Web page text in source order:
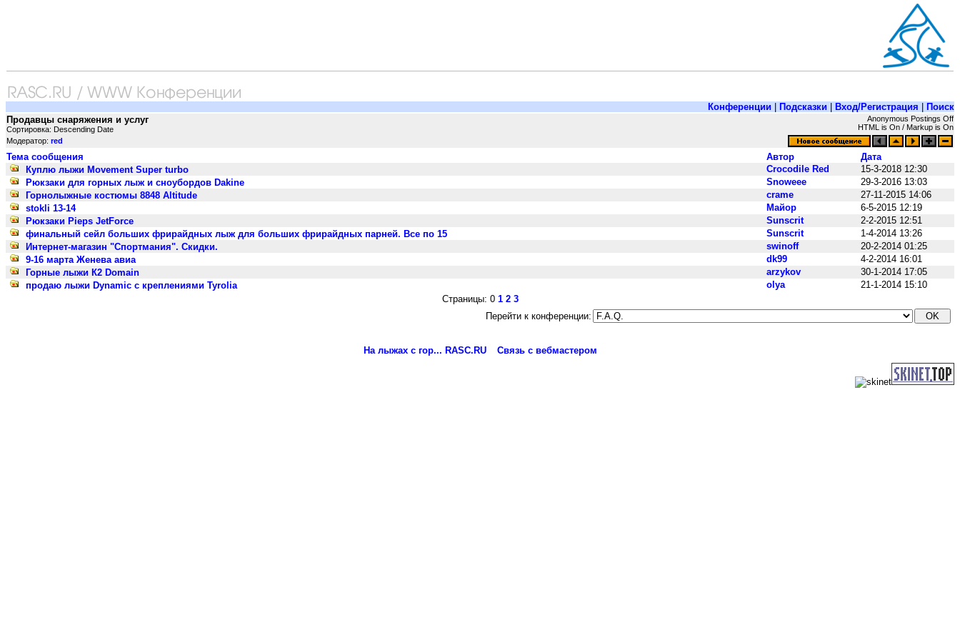
Конференции Подсказки Вход/Регистрация
Поиск
Продавцы снаряжения и услуг
Сортировка: Descending Date
Anonymous Postings Off
HTML is On / Markup is On
Модератор: red
Тема сообщения Автор
Дата
Куплю лыжи Movement Super turbo
Crocodile Red
15-3-2018 12:30
Рюкзаки для горных лыж и сноубордов Dakine
Snoweee
29-3-2016 13:03
Горнолыжные костюмы 8848 Altitude
crame
27-11-2015 14:06
stokli 13-14
Maйop
6-5-2015 12:19
Рюкзаки Pieps JetForce
Sunscrit
2-2-2015 12:51
финальный сейл больших фрирайдных лыж для больших фрирайдных парней. Все по 15
Sunscrit
1-4-2014 13:26
Интернет-магазин "Спортмания". Скидки.
swinoff
20-2-2014 01:25
9-16 марта Женева авиа
dk99
4-2-2014 16:01
Горные лыжи К2 Domain
arzykov
30-1-2014 17:05
продаю лыжи Dynamic с креплениями Tyrolia
olya
21-1-2014 15:10
Страницы: 0 1 2 3
Перейти к конференции:
На лыжах с гор... RASC.RU Связь с вебмастером